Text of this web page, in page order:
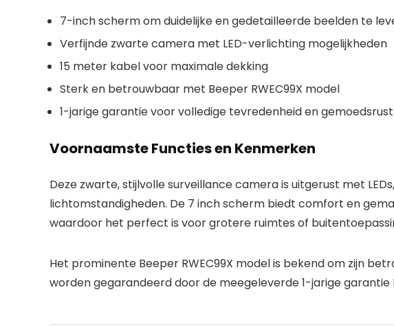
7-inch scherm om duidelijke en gedetailleerde beelden te
Verfijnde zwarte camera met LED-verlichting mogelijkheden
15 meter kabel voor maximale dekking
Sterk en betrouwbaar met Beeper RWEC99X model
1-jarige garantie voor volledige tevredenheid en gemoedsrust
Voornaamste Functies en Kenmerken
Deze zwarte, stijlvolle surveillance camera is uitgerust met
lichtomstandigheden. De 7 inch scherm biedt comfort en
waardoor het perfect is voor grotere ruimtes of
Het prominente Beeper RWEC99X model is bekend om zijn
worden gegarandeerd door de meegeleverde 1-jarige